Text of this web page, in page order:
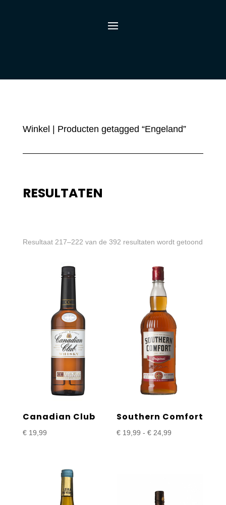
Winkel | Producten getagged “Engeland”
RESULTATEN
Resultaat 217–222 van de 392 resultaten wordt getoond
Canadian Club
€19,99
Southern Comfort
€ 19,99 - € 24,99